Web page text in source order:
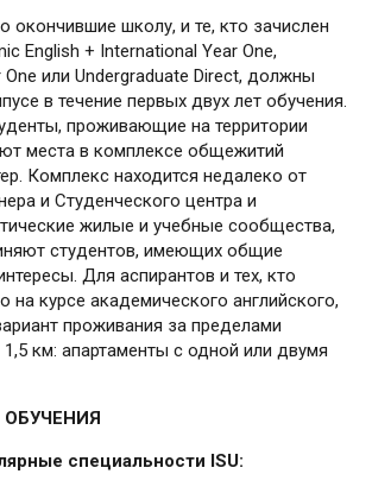
окончившие школу, и те, кто зачислен
English + International Year One,
One или Undergraduate Direct, должны
в течение первых двух лет обучения.
проживающие на территории
места в комплексе общежитий
Комплекс находится недалеко от
и Студенческого центра и
жилые и учебные сообщества,
студентов, имеющих общие
Для аспирантов и тех, кто
на курсе академического английского,
проживания за пределами
1,5 км: апартаменты с одной или двумя
специальности ISU: